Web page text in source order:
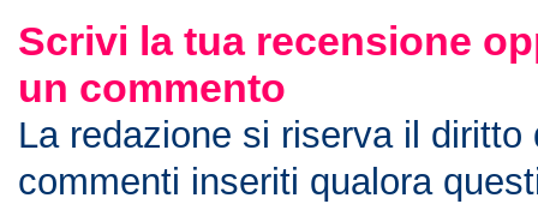
Scrivi la tua recensione
un commento
La redazione si riserva il diritto
commenti inseriti qualora